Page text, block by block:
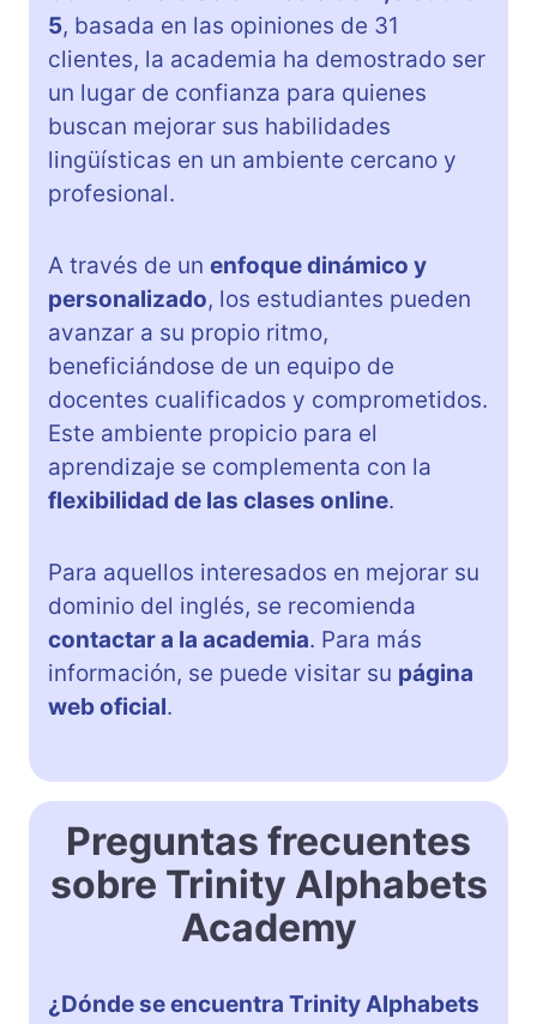
5, basada en las opiniones de 31
clientes, la academia ha demostrado ser
un lugar de confianza para quienes
buscan mejorar sus habilidades
lingüísticas en un ambiente cercano y
profesional.
A través de un enfoque dinámico y
personalizado, los estudiantes pueden
avanzar a su propio ritmo,
beneficiándose de un equipo de
docentes cualificados y comprometidos.
Este ambiente propicio para el
aprendizaje se complementa con la
flexibilidad de las clases online.
Para aquellos interesados en mejorar su
dominio del inglés, se recomienda
contactar a la academia. Para más
información, se puede visitar su página
web oficial.
Preguntas frecuentes
sobre Trinity Alphabets
Academy
¿Dónde se encuentra Trinity Alphabets